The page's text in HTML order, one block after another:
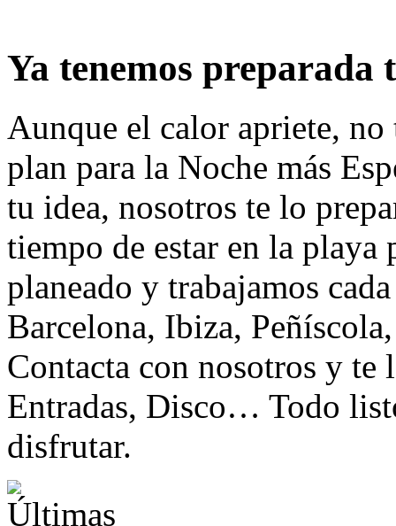
Ya tenemos preparada
Aunque el calor apriete, no
plan para la Noche más
tu idea, nosotros te lo
tiempo de estar en la playa
planeado y trabajamos
Barcelona, Ibiza,
Contacta con nosotros y te
Entradas, Disco… Todo
disfrutar.